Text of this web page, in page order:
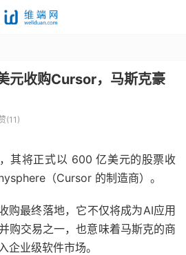
元收购Cursor，马斯克豪
(11 )
其将正式以 600 亿美元的股票收
（Cursor 的制造商）。
购最终落地，它不仅将成为AI应用
购交易之一，也意味着马斯克的商
企业级软件市场。